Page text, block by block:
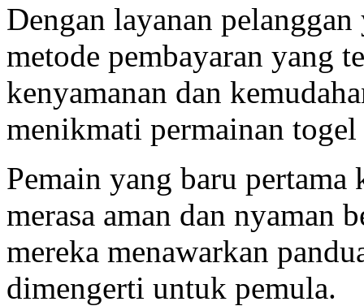
Dengan layanan
metode pembayaran yang
kenyamanan dan
menikmati permainan
Pemain yang baru
merasa aman dan nyaman
mereka menawarkan
dimengerti untuk pemula.